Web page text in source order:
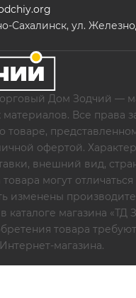
Сахалинск, ул.
Дом Зодчий —
материалов. Все права
офертой.
внешний вид,
могут отличаться
изменены
каталоге магазина «ТД
товара
магазина.